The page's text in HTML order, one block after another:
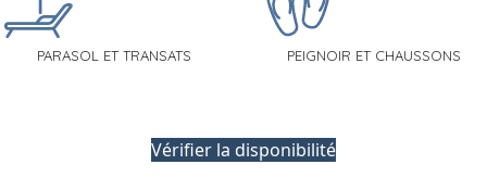
PARASOL ET TRANSATS PEIGNOIR ET CHAUSSONS
Vérifier la disponibilité